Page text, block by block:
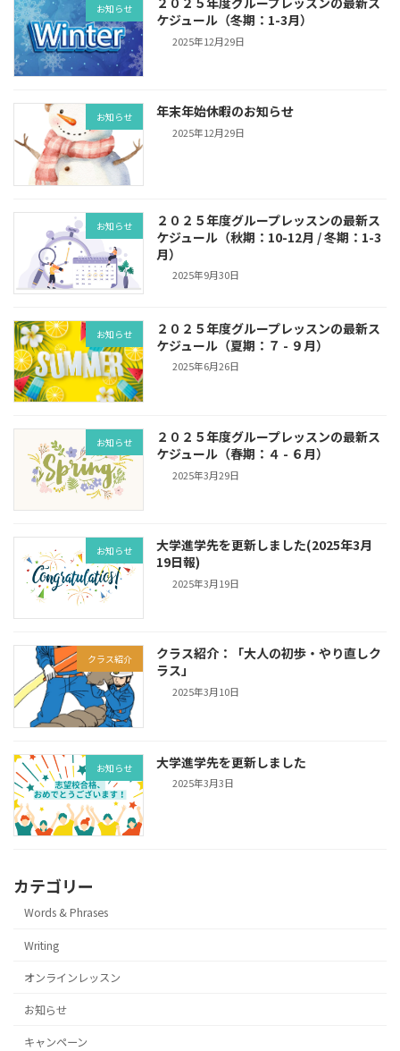
お知らせ
ケジュール（冬期：1-3月）
2025年12月29日
お知らせ 年末年始休暇のお知らせ
2025年12月29日
お知らせ
２０２５年度グループレッスンの最新ス
ケジュール（秋期：10-12月 / 冬期：1-3
月）
2025年9月30日
お知らせ
２０２５年度グループレッスンの最新ス
ケジュール（夏期：７ - ９月）
2025年6月26日
お知らせ
２０２５年度グループレッスンの最新ス
ケジュール（春期：４ - ６月）
2025年3月29日
お知らせ
大学進学先を更新しました(2025年3月
19日報)
2025年3月19日
クラス紹介
クラス紹介：「大人の初歩・やり直しク
ラス」
2025年3月10日
お知らせ 大学進学先を更新しました
2025年3月3日
カテゴリー
Words & Phrases
Writing
オンラインレッスン
お知らせ
キャンペーン